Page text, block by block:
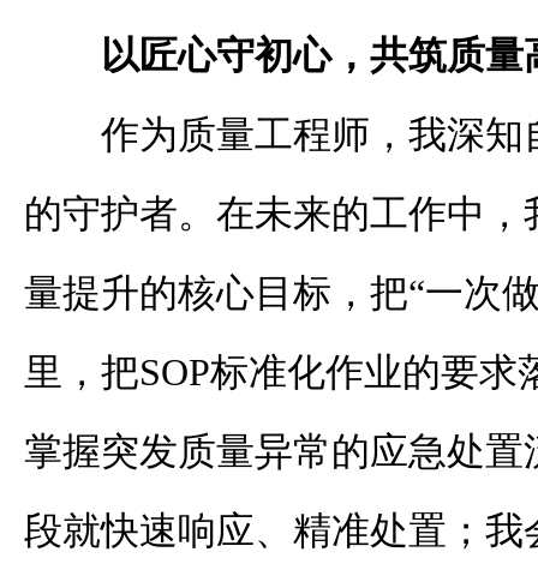
以匠心守初心，共筑质量
作为质量工程师，我深
的守护者。在未来的工作中
量提升的核心目标，把“一次
里，把SOP标准化作业的要
掌握突发质量异常的应急处
段就快速响应、精准处置；